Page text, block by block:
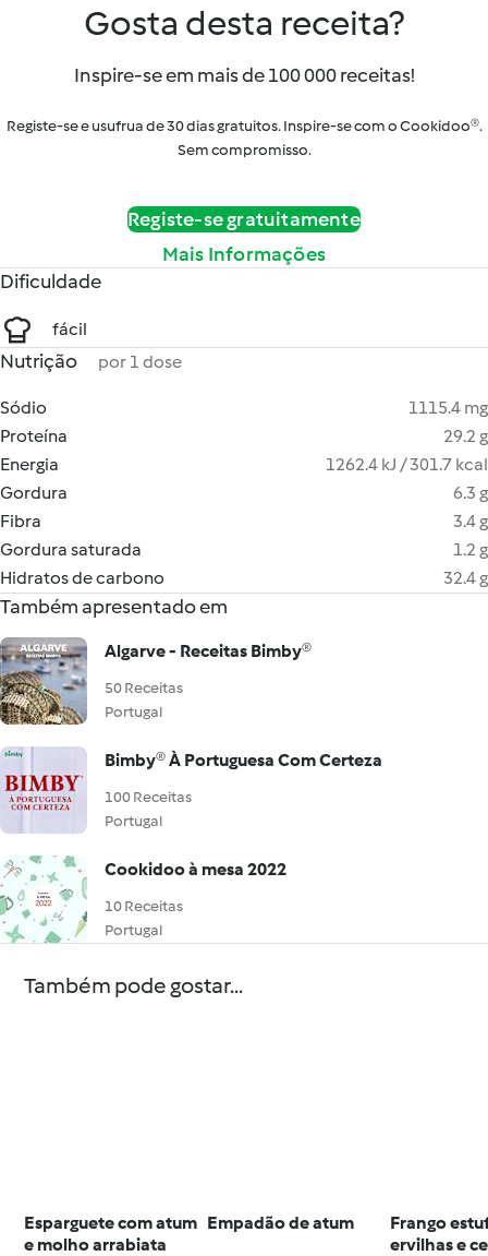
Gosta desta receita?
Inspire-se em mais de 100 000 receitas!
Registe-se e usufrua de 30 dias gratuitos. Inspire-se com o Cookidoo®.
Sem compromisso.
Registe-se gratuitamente
Mais Informações
Dificuldade
fácil
Nutrição por 1 dose
Sódio
1115.4 mg
Proteína
29.2 g
Energia
1262.4 kJ / 301.7 kcal
Gordura
6.3 g
Fibra
3.4 g
Gordura saturada
1.2 g
Hidratos de carbono
32.4 g
Também apresentado em
Algarve - Receitas Bimby®
50 Receitas
Portugal
Bimby® À Portuguesa Com Certeza
100 Receitas
Portugal
Cookidoo à mesa 2022
10 Receitas
Portugal
Também pode gostar...
Esparguete com atum
e molho arrabiata
Empadão de atum
Frango
ervilhas e